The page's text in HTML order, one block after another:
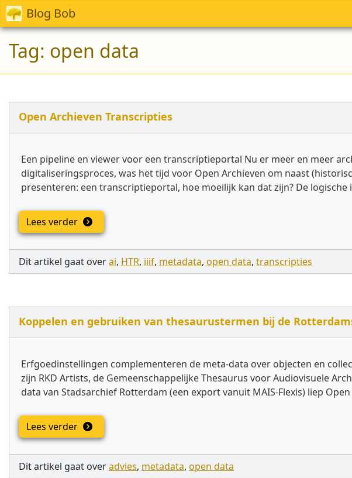
Blog Bob
Tag: open data
Open Archieven Transcripties
Een pipeline en viewer voor een transcriptieportal Nu er meer en meer
digitaliseringsproces, was het tijd voor Open Archieven om naast
presenteren: een transcriptieportal, hoe moeilijk kan dat zijn? De
Lees verder
Dit artikel gaat overai, HTR, iiif, metadata, open data, transcripties
Koppelen en gebruiken van thesaurustermen bij de
Erfgoedinstellingen complementeren de meta-data over objecten en
zijn RKD Artists, de Gemeenschappelijke Thesaurus voor Audiovisuele
data van Stadsarchief Rotterdam (een export vanuit MAIS-Flexis) liep
Lees verder
Dit artikel gaat overadvies, metadata, open data